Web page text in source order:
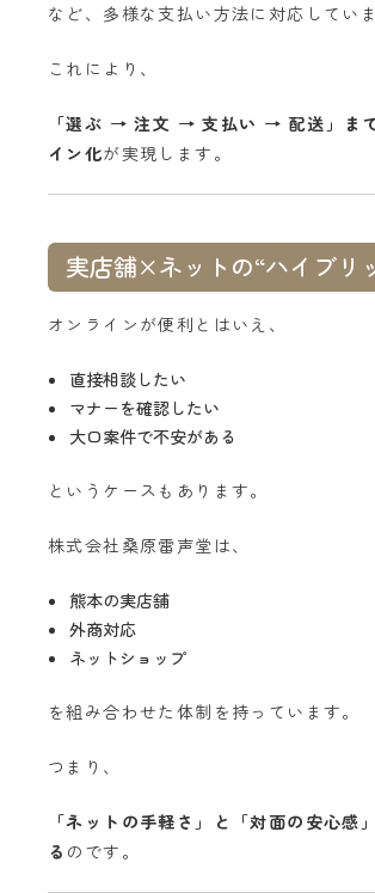
など、多様な支払い方法に対応していま
これにより、
「選ぶ → 注文 → 支払い → 配送」ま
イン化が実現します。
実店舗×ネットの“ハイブリ
オンラインが便利とはいえ、
直接相談したい
マナーを確認したい
大口案件で不安がある
というケースもあります。
株式会社桑原雷声堂は、
熊本の実店舗
外商対応
ネットショップ
を組み合わせた体制を持っています。
つまり、
「ネットの手軽さ」と「対面の安心感
る のです。